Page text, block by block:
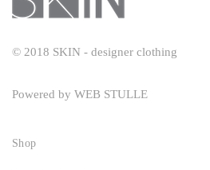
© 2018 SKIN - designer clothing
Powered by WEB STULLE
Shop